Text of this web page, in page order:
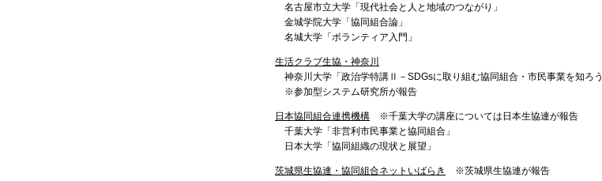
名古屋市立大学「現代社会と人と地域のつながり」
金城学院大学「協同組合論」
名城大学「ボランティア入門」
生活クラブ生協・神奈川
神奈川大学「政治学特講Ⅱ－SDGsに取り組む協同組合・市民事業を知ろう
※参加型システム研究所が報告
日本協同組合連携機構 ※千葉大学の講座については日本生協連が報告
千葉大学「非営利市民事業と協同組合」
日本大学「協同組織の現状と展望」
茨城県生協連・協同組合ネットいばらき
※茨城県生協連が報告